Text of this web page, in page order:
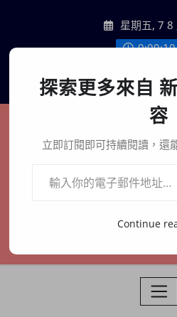
content
星期五, 7
聯絡我們
新北
在地、記憶、
探索更多來自
容
立即訂閱即可持續閱讀，還
Continue